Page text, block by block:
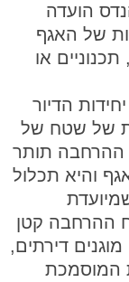
הועדה
של האגף
או
הדיור
של שטח של
ההרחבה תותר
והיא תכלול
ההרחבה קטן
דירתים,
המוסמכת